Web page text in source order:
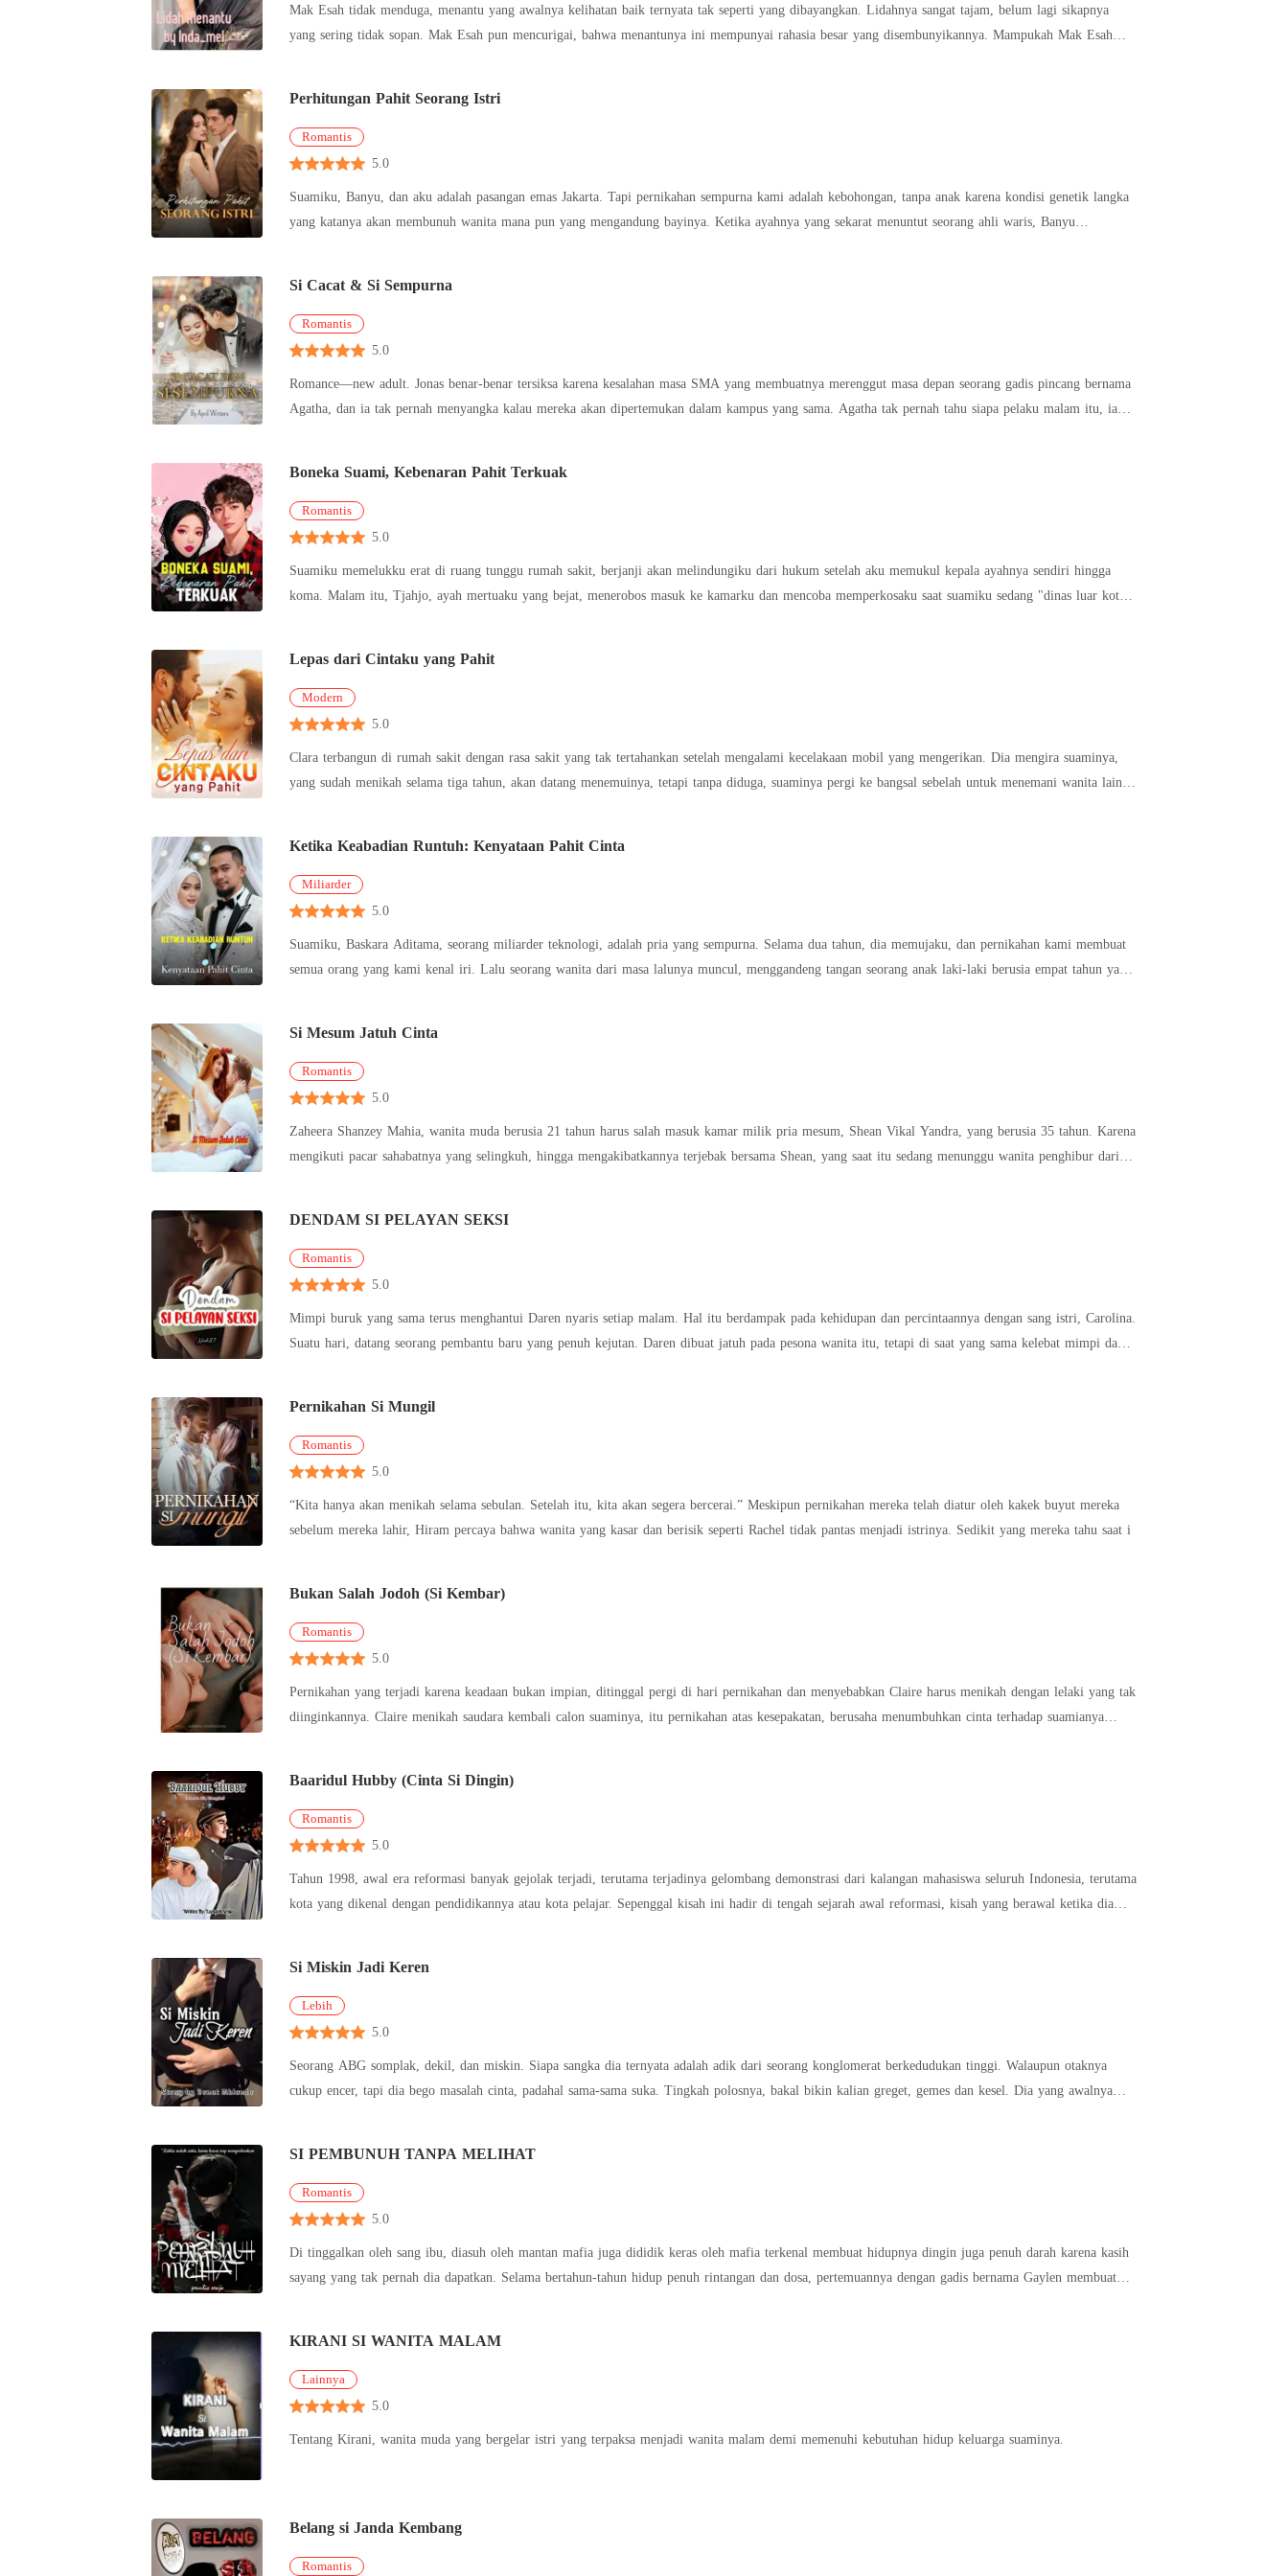
Mak Esah tidak menduga, menantu yang awalnya kelihatan baik ternyata tak seperti yang dibayangkan. Lidahnya sangat tajam, belum lagi sikapnya
yang sering tidak sopan. Mak Esah pun mencurigai, bahwa menantunya ini mempunyai rahasia besar yang disembunyikannya. Mampukah Mak Esah
Perhitungan Pahit Seorang Istri
Romantis
5.0
Suamiku, Banyu, dan aku adalah pasangan emas Jakarta. Tapi pernikahan sempurna kami adalah kebohongan, tanpa anak karena kondisi genetik langka
yang katanya akan membunuh wanita mana pun yang mengandung bayinya. Ketika ayahnya yang sekarat menuntut seorang ahli waris, Banyu
Si Cacat & Si Sempurna
Romantis
5.0
Romance—new adult. Jonas benar-benar tersiksa karena kesalahan masa SMA yang membuatnya merenggut masa depan seorang gadis pincang bernama
Agatha, dan ia tak pernah menyangka kalau mereka akan dipertemukan dalam kampus yang sama. Agatha tak pernah tahu siapa pelaku malam itu, ia
Boneka Suami, Kebenaran Pahit Terkuak
Romantis
5.0
Suamiku memelukku erat di ruang tunggu rumah sakit, berjanji akan melindungiku dari hukum setelah aku memukul kepala ayahnya sendiri hingga
koma. Malam itu, Tjahjo, ayah mertuaku yang bejat, menerobos masuk ke kamarku dan mencoba memperkosaku saat suamiku sedang "dinas luar kota".
Lepas dari Cintaku yang Pahit
Modern
5.0
Clara terbangun di rumah sakit dengan rasa sakit yang tak tertahankan setelah mengalami kecelakaan mobil yang mengerikan. Dia mengira suaminya,
yang sudah menikah selama tiga tahun, akan datang menemuinya, tetapi tanpa diduga, suaminya pergi ke bangsal sebelah untuk menemani wanita lain!
Ketika Keabadian Runtuh: Kenyataan Pahit Cinta
Miliarder
5.0
Suamiku, Baskara Aditama, seorang miliarder teknologi, adalah pria yang sempurna. Selama dua tahun, dia memujaku, dan pernikahan kami membuat
semua orang yang kami kenal iri. Lalu seorang wanita dari masa lalunya muncul, menggandeng tangan seorang anak laki-laki berusia empat tahun yang
Si Mesum Jatuh Cinta
Romantis
5.0
Zaheera Shanzey Mahia, wanita muda berusia 21 tahun harus salah masuk kamar milik pria mesum, Shean Vikal Yandra, yang berusia 35 tahun. Karena
mengikuti pacar sahabatnya yang selingkuh, hingga mengakibatkannya terjebak bersama Shean, yang saat itu sedang menunggu wanita penghibur dari
DENDAM SI PELAYAN SEKSI
Romantis
5.0
Mimpi buruk yang sama terus menghantui Daren nyaris setiap malam. Hal itu berdampak pada kehidupan dan percintaannya dengan sang istri, Carolina.
Suatu hari, datang seorang pembantu baru yang penuh kejutan. Daren dibuat jatuh pada pesona wanita itu, tetapi di saat yang sama kelebat mimpi dan
Pernikahan Si Mungil
Romantis
5.0
“Kita hanya akan menikah selama sebulan. Setelah itu, kita akan segera bercerai.” Meskipun pernikahan mereka telah diatur oleh kakek buyut mereka
sebelum mereka lahir, Hiram percaya bahwa wanita yang kasar dan berisik seperti Rachel tidak pantas menjadi istrinya. Sedikit yang mereka tahu saat i
Bukan Salah Jodoh (Si Kembar)
Romantis
5.0
Pernikahan yang terjadi karena keadaan bukan impian, ditinggal pergi di hari pernikahan dan menyebabkan Claire harus menikah dengan lelaki yang tak
diinginkannya. Claire menikah saudara kembali calon suaminya, itu pernikahan atas kesepakatan, berusaha menumbuhkan cinta terhadap suamianya
Baaridul Hubby (Cinta Si Dingin)
Romantis
5.0
Tahun 1998, awal era reformasi banyak gejolak terjadi, terutama terjadinya gelombang demonstrasi dari kalangan mahasiswa seluruh Indonesia, terutama
kota yang dikenal dengan pendidikannya atau kota pelajar. Sepenggal kisah ini hadir di tengah sejarah awal reformasi, kisah yang berawal ketika diam-
Si Miskin Jadi Keren
Lebih
5.0
Seorang ABG somplak, dekil, dan miskin. Siapa sangka dia ternyata adalah adik dari seorang konglomerat berkedudukan tinggi. Walaupun otaknya
cukup encer, tapi dia bego masalah cinta, padahal sama-sama suka. Tingkah polosnya, bakal bikin kalian greget, gemes dan kesel. Dia yang awalnya
SI PEMBUNUH TANPA MELIHAT
Romantis
5.0
Di tinggalkan oleh sang ibu, diasuh oleh mantan mafia juga dididik keras oleh mafia terkenal membuat hidupnya dingin juga penuh darah karena kasih
sayang yang tak pernah dia dapatkan. Selama bertahun-tahun hidup penuh rintangan dan dosa, pertemuannya dengan gadis bernama Gaylen membuat
KIRANI SI WANITA MALAM
Lainnya
5.0
Tentang Kirani, wanita muda yang bergelar istri yang terpaksa menjadi wanita malam demi memenuhi kebutuhan hidup keluarga suaminya.
Belang si Janda Kembang
Romantis